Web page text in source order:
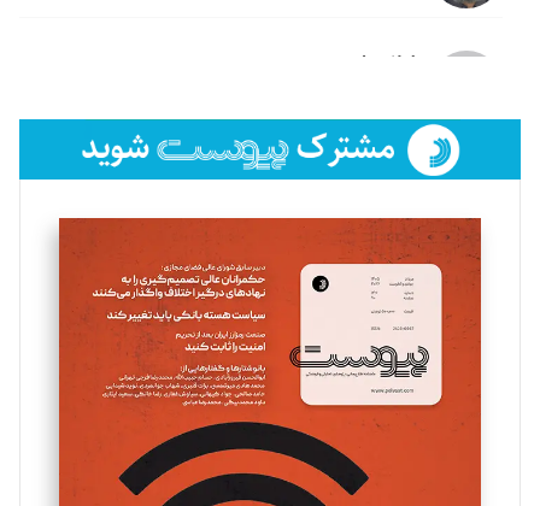
لیلا حنارود
فائزه فتحی رستمی
تحریریه
سروش کرمیان
تحریریه
مینا پاکدل